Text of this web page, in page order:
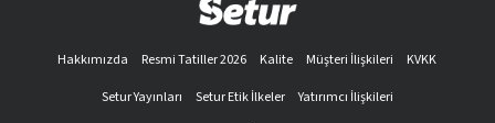
Hakkımızda Resmi Tatiller 2026 Kalite Müşteri İlişkileri
KVKK
Setur Yayınları
Setur Etik İlkeler
Yatırımcı İlişkileri